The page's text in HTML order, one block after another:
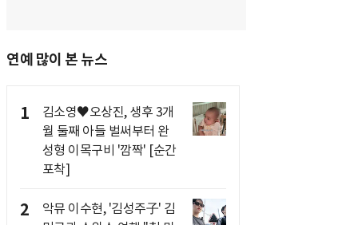
연예 많이 본 뉴스
1
김소영♥오상진, 생후 3개
월 둘째 아들 벌써부터 완
성형 이목구비 '깜짝' [순간
포착]
2
악뮤 이수현, '김성주子' 김